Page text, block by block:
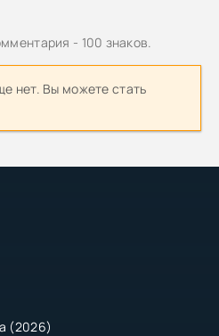
(2026)
- 100 знаков.
нет. Вы можете стать